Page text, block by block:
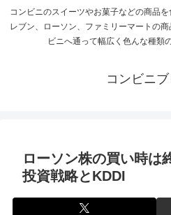
コンビニのスイーツやお菓子などの商品
レブン、ローソン、ファミリーマートの
ビニへ通って幅広く色んな種類
コンビニ
ローソン株の買い時は
投資戦略とKDDI